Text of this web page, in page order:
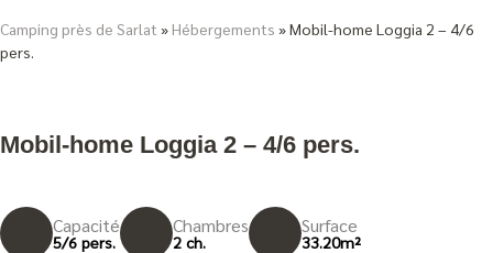
Camping près de Sarlat » Hébergements »Mobil-home Loggia 2 – 4/6
pers.
Mobil-home Loggia 2 – 4/6 pers.
Capacité
5/6 pers.
Chambres
2 ch.
Surface
33.20m²